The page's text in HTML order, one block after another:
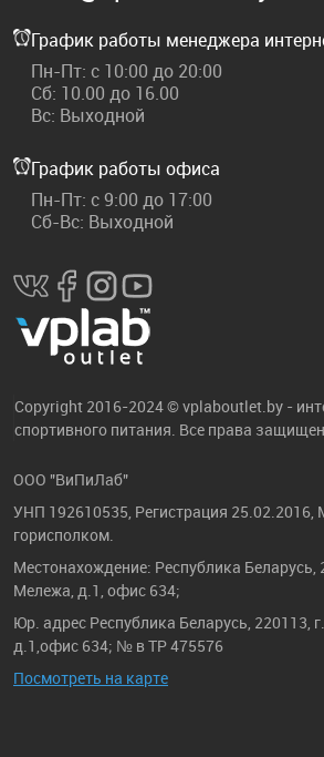
График работы менеджера
Пн-Пт: с 10:00 до 20:00
Сб: 10.00 до 16.00
Вс: Выходной
График работы офиса
Пн-Пт: с 9:00 до 17:00
Сб-Вс: Выходной
Copyright 2016-2024 © vplaboutlet.by -
спортивного питания. Все права
ООО "ВиПиЛаб"
УНП 192610535, Регистрация 25.02.2016,
горисполком.
Местонахождение: Республика Беларусь,
Мележа, д.1, офис 634;
Юр. адрес Республика Беларусь, 220113,
д.1,офис 634; № в ТР 475576
Посмотреть на карте